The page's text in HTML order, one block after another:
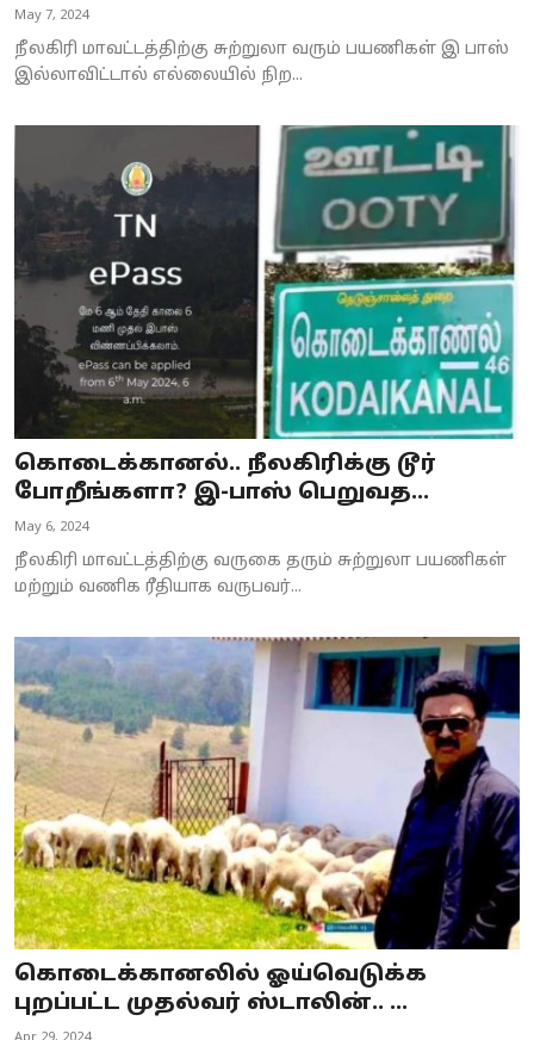
May 7, 2024
நீலகிரி மாவட்டத்திற்கு சுற்றுலா வரும் பயணிகள் இ பாஸ்
இல்லாவிட்டால் எல்லையில் நிற...
கொடைக்கானல்.. நீலகிரிக்கு டூர்
போறீங்களா? இ-பாஸ் பெறுவத...
May 6, 2024
நீலகிரி மாவட்டத்திற்கு வருகை தரும் சுற்றுலா பயணிகள்
மற்றும் வணிக ரீதியாக வருபவர்...
கொடைக்கானலில் ஓய்வெடுக்க
புறப்பட்ட முதல்வர் ஸ்டாலின்.. ...